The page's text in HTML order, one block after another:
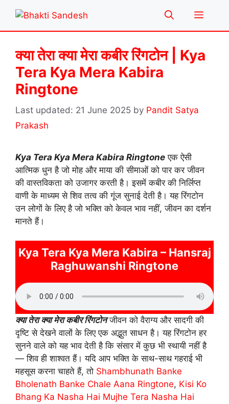
content
Menu
क्या तेरा क्या मेरा कबीर रिंगटोन | Kya
Tera Kya Mera Kabira
Ringtone
21 June 2025 by Pandit Satya
Prakash
Kya Tera Kya Mera Kabira Ringtone एक ऐसी
आत्मिक धुन है जो मोह और माया की सीमाओं को पार कर जीवन
की वास्तविकता को उजागर करती है। इसमें कबीर की निर्लिप्त
वाणी के माध्यम से शिव तत्व की गूंज सुनाई देती है। यह रिंगटोन
उन लोगों के लिए है जो भक्ति को केवल भाव नहीं, जीवन का दर्शन
मानते हैं।
Kya Tera Kya Mera Kabira – Hansraj
Raghuwanshi Ringtone
क्या तेरा क्या मेरा कबीर रिंगटोनजीवन को वैराग्य और सादगी की
दृष्टि से देखने वालों के लिए एक अद्भुत साधन है। यह रिंगटोन हर
सुनने वाले को यह भाव देती है कि संसार में कुछ भी स्थायी नहीं है
— शिव ही शाश्वत हैं। यदि आप भक्ति के साथ-साथ गहराई भी
महसूस करना चाहते हैं, तो Shambhunath Banke
Bholenath Banke Chale Aana Ringtone, Kisi Ko
Bhang Ka Nasha Hai Mujhe Tera Nasha Hai